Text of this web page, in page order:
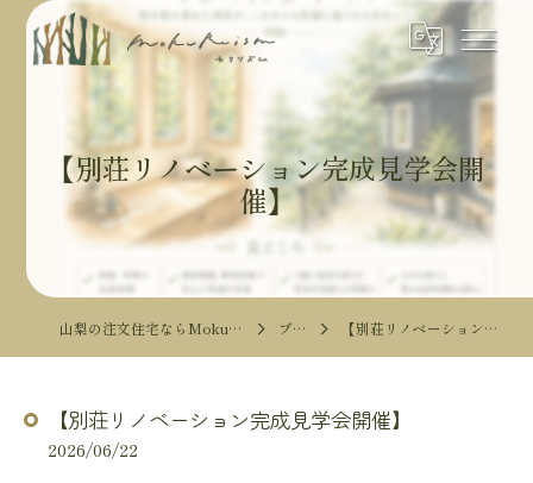
【別荘リノベーション完成見学会開
催】
山梨の注文住宅ならMokureismモクリズム ブログ 【別荘リノベーション完成見学会開催】
【別荘リノベーション完成見学会開催】
2026/06/22